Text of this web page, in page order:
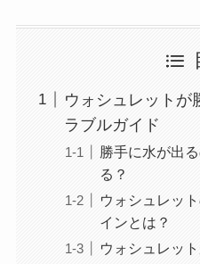
ウォシュレットが
ラブルガイド
勝手に水が出
る？
ウォシュレッ
インとは？
ウォシュレッ